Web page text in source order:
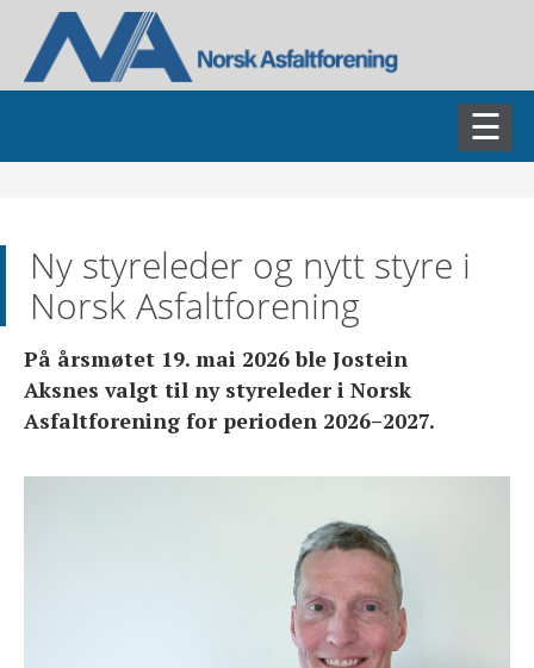
ASFALTDAGEN
FAGGRUPPER
BLI MEDLEM
OM FORENINGEN
Ny styreleder og nytt styre i
Norsk Asfaltforening
På årsmøtet 19. mai 2026 ble Jostein
Aksnes valgt til ny styreleder i Norsk
Asfaltforening for perioden 2026–2027.